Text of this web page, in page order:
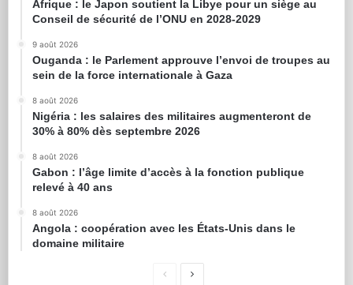
Afrique : le Japon soutient la Libye pour un siège au
Conseil de sécurité de l’ONU en 2028-2029
9 août 2026
Ouganda : le Parlement approuve l’envoi de troupes au
sein de la force internationale à Gaza
8 août 2026
Nigéria : les salaires des militaires augmenteront de
30% à 80% dès septembre 2026
8 août 2026
Gabon : l’âge limite d’accès à la fonction publique
relevé à 40 ans
8 août 2026
Angola : coopération avec les États-Unis dans le
domaine militaire